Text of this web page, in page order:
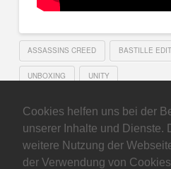
Cookies helfen uns bei der
unserer Inhalte und Dienste.
weitere Nutzung der
der Verwendung von
ASSASSINS CREED BASTILLE
UNBOXING UNITY